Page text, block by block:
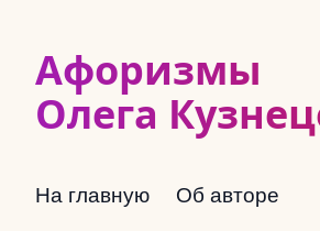
Афоризмы
Олега
На главную Об авторе